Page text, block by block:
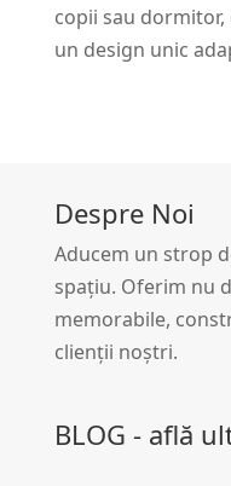
copii sau
un design unic
Despre Noi
Aducem un strop
spațiu. Oferim nu
memorabile,
clienții noștri.
BLOG - află